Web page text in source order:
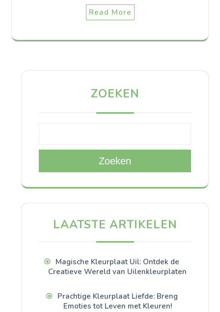
Read More
ZOEKEN
Zoeken
LAATSTE ARTIKELEN
Magische Kleurplaat Uil: Ontdek de
Creatieve Wereld van Uilenkleurplaten
Prachtige Kleurplaat Liefde: Breng
Emoties tot Leven met Kleuren!